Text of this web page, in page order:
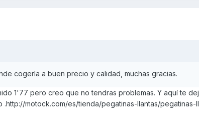
cogerla a buen precio y calidad, muchas gracias.
1'77 pero creo que no tendras problemas. Y aquí te
.http://motock.com/es/tienda/pegatinas-llantas/pegatinas-